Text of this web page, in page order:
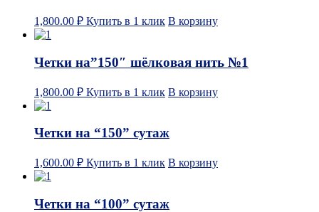
1,800.00 ₽ Купить в 1 клик В корзину
Четки на”150″ шёлковая нить №1
1,800.00 ₽ Купить в 1 клик В корзину
Четки на “150” сутаж
1,600.00 ₽ Купить в 1 клик В корзину
Четки на “100” сутаж